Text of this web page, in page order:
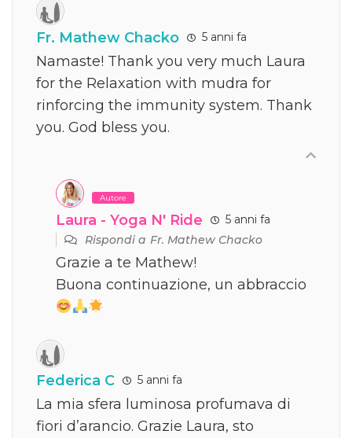
Fr. Mathew Chacko 5 anni fa
Namaste! Thank you very much Laura
for the Relaxation with mudra for
rinforcing the immunity system. Thank
you. God bless you.
Autore
Laura - Yoga N' Ride
5 anni fa
Rispondi aFr. Mathew Chacko
Grazie a te Mathew!
Buona continuazione, un abbraccio
Federica C 5 anni fa
La mia sfera luminosa profumava di
fiori d’arancio. Grazie Laura, sto